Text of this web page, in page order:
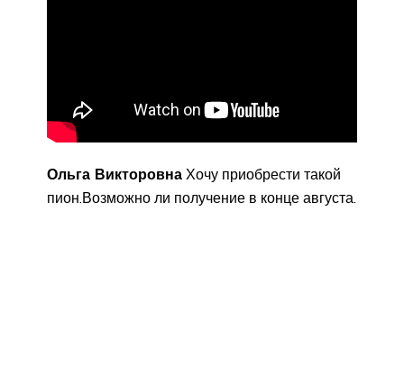
Ольга Викторовна Хочу приобрести такой
пион.Возможно ли получение в конце августа.